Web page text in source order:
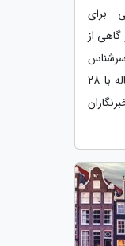
برای
از
جهان ساخته می گردد، در این مقاله با 28